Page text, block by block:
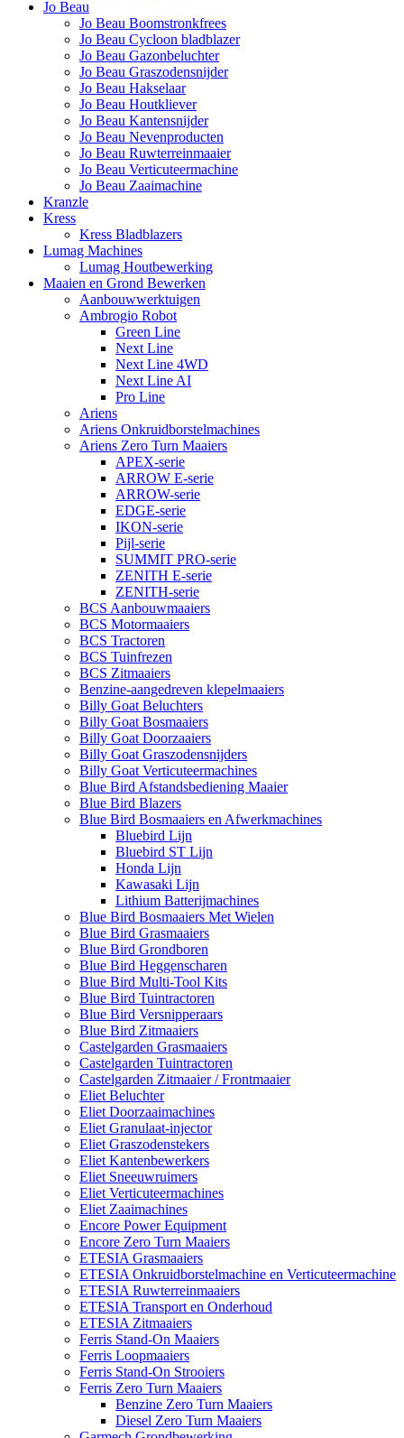
Jo Beau
Jo Beau Boomstronkfrees
Jo Beau Cycloon bladblazer
Jo Beau Gazonbeluchter
Jo Beau Graszodensnijder
Jo Beau Hakselaar
Jo Beau Houtkliever
Jo Beau Kantensnijder
Jo Beau Nevenproducten
Jo Beau Ruwterreinmaaier
Jo Beau Verticuteermachine
Jo Beau Zaaimachine
Kranzle
Kress
Kress Bladblazers
Lumag Machines
Lumag Houtbewerking
Maaien en Grond Bewerken
Aanbouwwerktuigen
Ambrogio Robot
Green Line
Next Line
Next Line 4WD
Next Line AI
Pro Line
Ariens
Ariens Onkruidborstelmachines
Ariens Zero Turn Maaiers
APEX-serie
ARROW E-serie
ARROW-serie
EDGE-serie
IKON-serie
Pijl-serie
SUMMIT PRO-serie
ZENITH E-serie
ZENITH-serie
BCS Aanbouwmaaiers
BCS Motormaaiers
BCS Tractoren
BCS Tuinfrezen
BCS Zitmaaiers
Benzine-aangedreven klepelmaaiers
Billy Goat Beluchters
Billy Goat Bosmaaiers
Billy Goat Doorzaaiers
Billy Goat Graszodensnijders
Billy Goat Verticuteermachines
Blue Bird Afstandsbediening Maaier
Blue Bird Blazers
Blue Bird Bosmaaiers en Afwerkmachines
Bluebird Lijn
Bluebird ST Lijn
Honda Lijn
Kawasaki Lijn
Lithium Batterijmachines
Blue Bird Bosmaaiers Met Wielen
Blue Bird Grasmaaiers
Blue Bird Grondboren
Blue Bird Heggenscharen
Blue Bird Multi-Tool Kits
Blue Bird Tuintractoren
Blue Bird Versnipperaars
Blue Bird Zitmaaiers
Castelgarden Grasmaaiers
Castelgarden Tuintractoren
Castelgarden Zitmaaier / Frontmaaier
Eliet Beluchter
Eliet Doorzaaimachines
Eliet Granulaat-injector
Eliet Graszodenstekers
Eliet Kantenbewerkers
Eliet Sneeuwruimers
Eliet Verticuteermachines
Eliet Zaaimachines
Encore Power Equipment
Encore Zero Turn Maaiers
ETESIA Grasmaaiers
ETESIA Onkruidborstelmachine en Verticuteermachine
ETESIA Ruwterreinmaaiers
ETESIA Transport en Onderhoud
ETESIA Zitmaaiers
Ferris Stand-On Maaiers
Ferris Loopmaaiers
Ferris Stand-On Strooiers
Ferris Zero Turn Maaiers
Benzine Zero Turn Maaiers
Diesel Zero Turn Maaiers